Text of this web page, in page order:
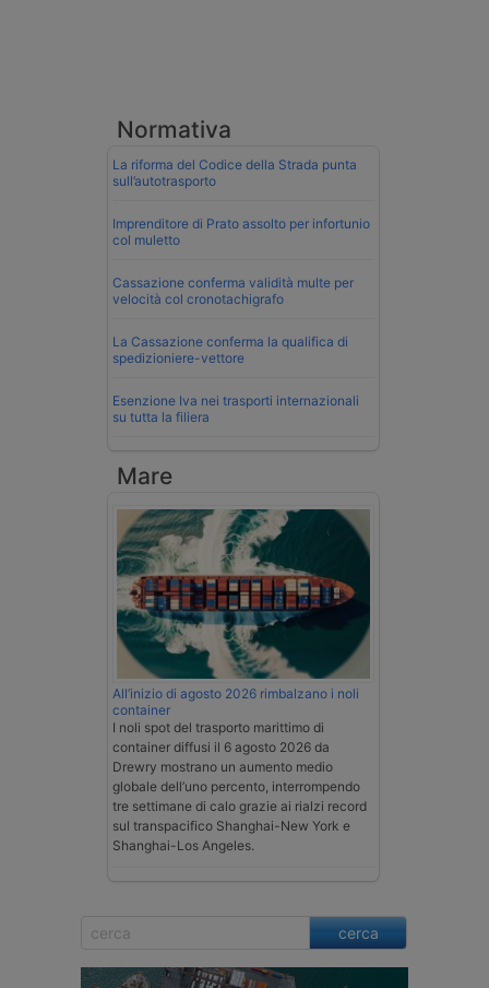
Normativa
La riforma del Codice della Strada punta
sull’autotrasporto
Imprenditore di Prato assolto per infortunio
col muletto
Cassazione conferma validità multe per
velocità col cronotachigrafo
La Cassazione conferma la qualifica di
spedizioniere-vettore
Esenzione Iva nei trasporti internazionali
su tutta la filiera
Mare
All’inizio di agosto 2026 rimbalzano i noli
container
I noli spot del trasporto marittimo di
container diffusi il 6 agosto 2026 da
Drewry mostrano un aumento medio
globale dell’uno percento, interrompendo
tre settimane di calo grazie ai rialzi record
sul transpacifico Shanghai-New York e
Shanghai-Los Angeles.
cerca